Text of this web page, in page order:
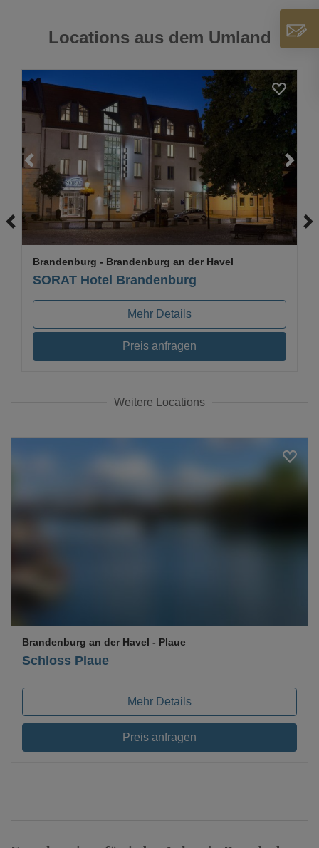
Locations aus dem Umland
Loading...
SORAT Hotel Brandenburg
Brandenburg - Brandenburg an der Havel
Mehr Details
Preis anfragen
Weitere Locations
Schloss Plaue
Brandenburg an der Havel - Plaue
Mehr Details
Preis anfragen